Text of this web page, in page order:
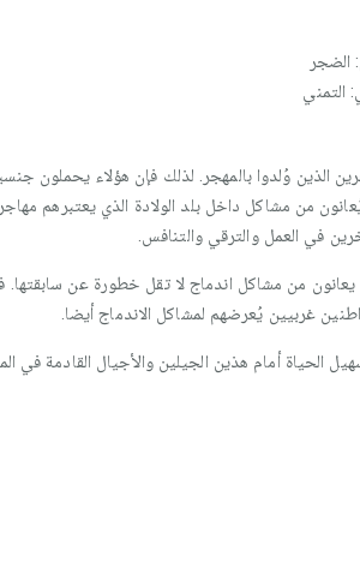
الضجر
التمني
الذين وُلدوا بالمهجر. لذلك فإن هؤلاء يحملون
من مشاكل داخل بلد الولادة الذي يعتبرهم
في العمل والترقي والتنافس.
يعانون من مشاكل اندماج لا تقل خطورة عن
غربيين يُعرضهم لمشاكل الاندماج أيضا.
الحياة أمام هذين الجيلين والأجيال القادمة